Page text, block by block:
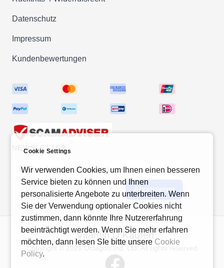
Datenschutz
Impressum
Kundenbewertungen
NEWSLETTER
Abonnieren
Vitamin D Kaufen
Copyright © 2026 Octagon Ind. Ltd. All rights reserved
Cookie Settings
Wir verwenden Cookies, um Ihnen einen besseren
Service bieten zu können und Ihnen
personalisierte Angebote zu unterbreiten. Wenn
Sie der Verwendung optionaler Cookies nicht
zustimmen, dann könnte Ihre Nutzererfahrung
beeinträchtigt werden. Wenn Sie mehr erfahren
möchten, dann lesen SIe bitte unsere Cookie
Policy.